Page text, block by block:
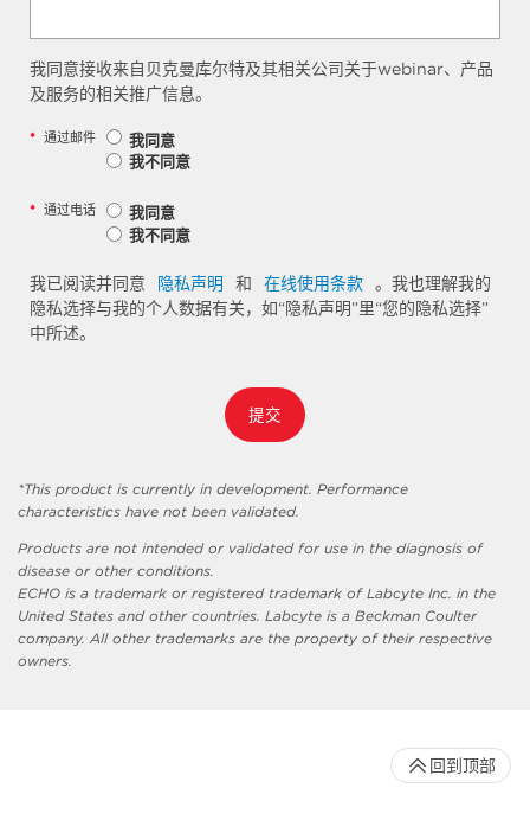
我同意接收来自贝克曼库尔特及其相关公司关于webinar、产品
及服务的相关推广信息。
* 通过邮件
我同意
我不同意
* 通过电话
我同意
我不同意
我已阅读并同意 隐私声明 和 在线使用条款
。我也理解我的
隐私选择与我的个人数据有关，如“隐私声明”里“您的隐私选择”
中所述。
提交
*This product is currently in development. Performance
characteristics have not been validated.
Products are not intended or validated for use in the diagnosis of
disease or other conditions.
ECHO is a trademark or registered trademark of Labcyte Inc. in the
United States and other countries. Labcyte is a Beckman Coulter
company. All other trademarks are the property of their respective
owners.
回到顶部